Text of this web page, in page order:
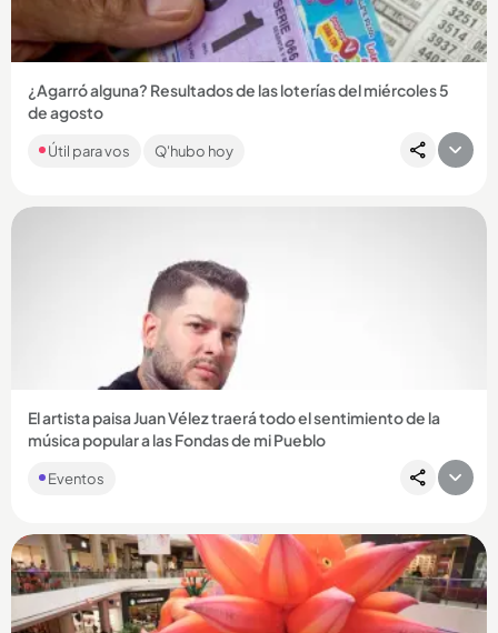
¿Agarró alguna? Resultados de las loterías del miércoles 5
de agosto
favoritos, revise a continuación los números que cayeron: ¡la
Útil para vos Q'hubo hoy
Compartir Noticia
El artista paisa Juan Vélez traerá todo el sentimiento de la
música popular a las Fondas de mi Pueblo
Eventos